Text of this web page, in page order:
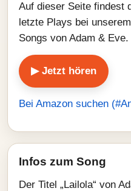
Auf dieser Seite findest
letzte Plays bei
Songs von Adam & Eve.
▶ Jetzt hören
Bei Amazon suchen
Infos zum Song
Der Titel „Lailola“ von